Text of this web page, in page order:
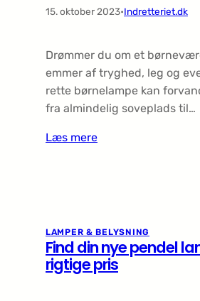
15. oktober 2023•Indretteriet.dk
Drømmer du om et
emmer af tryghed, leg og
rette børnelampe kan
fra almindelig soveplads til…
Læs mere
LAMPER & BELYSNING
Find din nye pendel
rigtige pris